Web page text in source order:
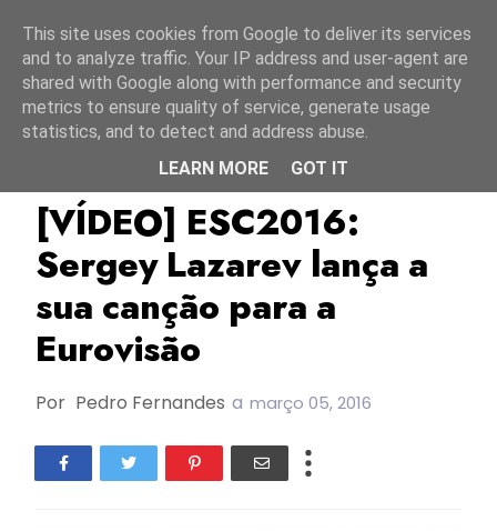
RTR Rússia
[VÍDEO] ESC2016:
Sergey Lazarev lança a
sua canção para a
Eurovisão
Por Pedro Fernandes a março 05, 2016
This site uses cookies from Google to deliver its services
and to analyze traffic. Your IP address and user-agent are
shared with Google along with performance and security
metrics to ensure quality of service, generate usage
statistics, and to detect and address abuse.
LEARN MORE
GOT IT